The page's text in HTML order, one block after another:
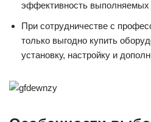
эффективность выполняемых
При сотрудничестве с
только выгодно купить
установку, настройку и